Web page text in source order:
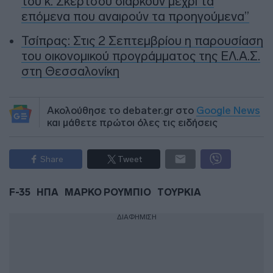
επόμενα που αναιρούν τα προηγούμενα”
Τσίπρας: Στις 2 Σεπτεμβρίου η παρουσίαση
του οικονομικού προγράμματος της ΕΛ.Α.Σ.
στη Θεσσαλονίκη
Ακολούθησε το debater.gr στο Google News
και μάθετε πρώτοι όλες τις ειδήσεις
Share Tweet
F-35 ΗΠΑ ΜΑΡΚΟ ΡΟΥΜΠΙΟ ΤΟΥΡΚΙΑ
ΔΙΑΦΗΜΙΣΗ